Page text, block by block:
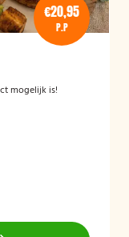
€20,95
P.P
mogelijk is!